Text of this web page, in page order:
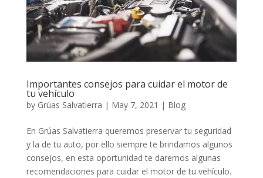
Importantes consejos para cuidar el motor de
tu vehículo
by Grúas Salvatierra | May 7, 2021 | Blog
En Grúas Salvatierra queremos preservar tu seguridad
y la de tu auto, por ello siempre te brindamos algunos
consejos, en esta oportunidad te daremos algunas
recomendaciones para cuidar el motor de tu vehículo.